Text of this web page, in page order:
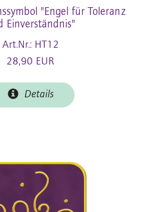
"Engel für Toleranz
Einverständnis"
Art.Nr.: HT12
28,90 EUR
Details